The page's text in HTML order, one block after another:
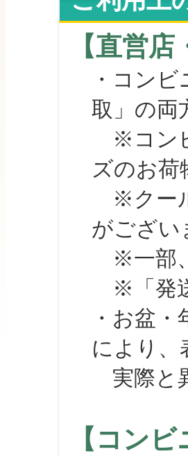
【直営
・コンビ
取」の両
※コンビ
ズのお荷
※クール
がござい
※一部、
※「発送
・お盆・
により、
実際と異
【コン